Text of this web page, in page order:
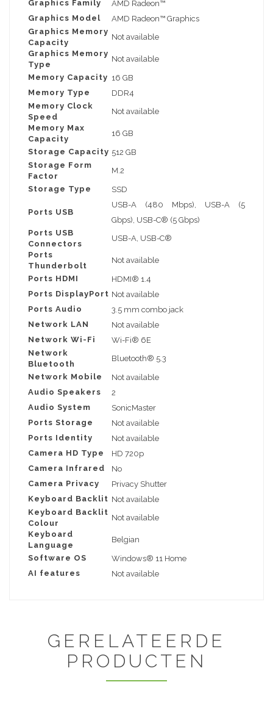
Graphics Family
AMD Radeon™
Graphics Model
AMD Radeon™ Graphics
Graphics Memory
Capacity
Not available
Graphics Memory
Type
Not available
Memory Capacity 16 GB
Memory Type
DDR4
Memory Clock
Speed
Not available
Memory Max
Capacity
16 GB
Storage Capacity 512 GB
Storage Form
Factor
M.2
Storage Type
SSD
Ports USB
USB-A (480 Mbps), USB-A (5
Gbps), USB-C® (5 Gbps)
Ports USB
Connectors
USB-A, USB-C®
Ports
Thunderbolt
Not available
Ports HDMI
HDMI® 1.4
Ports DisplayPort Not available
Ports Audio
3.5 mm combo jack
Network LAN
Not available
Network Wi-Fi
Wi-Fi® 6E
Network
Bluetooth
Bluetooth® 5.3
Network Mobile
Not available
Audio Speakers
2
Audio System
SonicMaster
Ports Storage
Not available
Ports Identity
Not available
Camera HD Type
HD 720p
Camera Infrared
No
Camera Privacy
Privacy Shutter
Keyboard Backlit Not available
Keyboard Backlit
Colour
Not available
Keyboard
Language
Belgian
Software OS
Windows® 11 Home
AI features
Not available
GERELATEERDE
PRODUCTEN